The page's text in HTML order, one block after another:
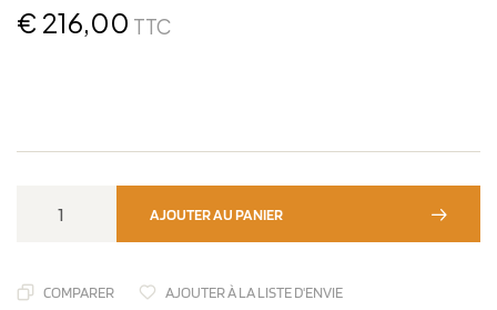
€ 216,00 TTC
AJOUTER AU PANIER
COMPARER AJOUTER À LA LISTE D'ENVIE